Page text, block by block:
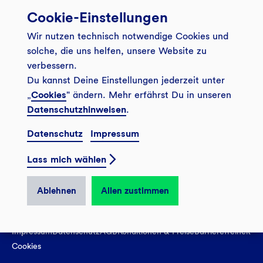
Banking App
Service
Onlinebanking Login
Sicheres Banking
FAQ
Kontakt
Newsletter
GLS Bank Magazin
Unsere Angebote
Girokonto
Mitgliederkonto
Tagesgeldkonto
Finanzieren
Investieren
Wo wirkt die GLS?
Weitersagen
Veranstaltungen
Filiale finden
Presse
Karriere
Kundenmagazin Bankspiegel
Sozial-ökologisch seit 1974
© 2026 GLS Gemeinschaftsbank eG
Vertrag widerrufen
ImpressumDatenschutzAGBKonditionen & PreiseBarrierefreiheit
Cookies
Cookie-Einstellungen
Wir nutzen technisch notwendige Cookies und
solche, die uns helfen, unsere Website zu
verbessern.
Du kannst Deine Einstellungen jederzeit unter
„Cookies" ändern. Mehr erfährst Du in unseren
Datenschutzhinweisen.
Datenschutz Impressum
Lass mich wählen
Ablehnen Allen zustimmen